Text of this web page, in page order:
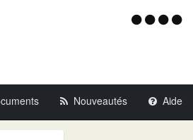
Menu
Nouveautés Aide